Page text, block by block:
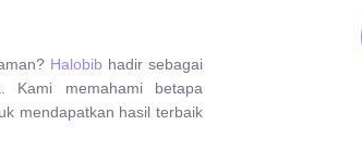
Halobib hadir sebagai
Kami memahami betapa
mendapatkan hasil terbaik